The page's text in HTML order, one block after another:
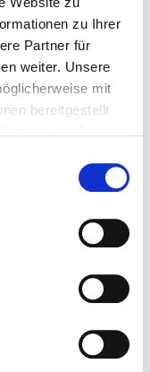
zu Ihrer
Partner für
weiter. Unsere
mit
bereitgestellt
&